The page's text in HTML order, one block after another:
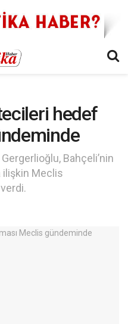
hedef
Bahçeli’nin
ilişkin Meclis